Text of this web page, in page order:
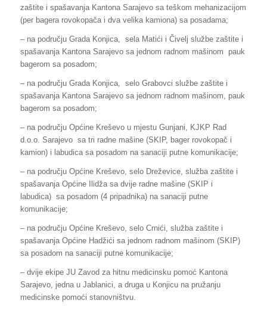
zaštite i spašavanja Kantona Sarajevo sa teškom mehanizacijom
(per bagera rovokopača i dva velika kamiona) sa posadama;
– na području Grada Konjica, sela Matići i Čivelj službe zaštite i
spašavanja Kantona Sarajevo sa jednom radnom mašinom pauk
bagerom sa posadom;
– na području Grada Konjica, selo Grabovci službe zaštite i
spašavanja Kantona Sarajevo sa jednom radnom mašinom, pauk
bagerom sa posadom;
– na području Općine Kreševo u mjestu Gunjani, KJKP Rad
d.o.o. Sarajevo sa tri radne mašine (SKIP, bager rovokopač i
kamion) i labudica sa posadom na sanaciji putne komunikacije;
– na području Općine Kreševo, selo Dreževice, služba zaštite i
spašavanja Općine Ilidža sa dvije radne mašine (SKIP i
labudica) sa posadom (4 pripadnika) na sanaciji putne
komunikacije;
– na području Općine Kreševo, selo Crnići, služba zaštite i
spašavanja Općine Hadžići sa jednom radnom mašinom (SKIP)
sa posadom na sanaciji putne komunikacije;
– dvije ekipe JU Zavod za hitnu medicinsku pomoć Kantona
Sarajevo, jedna u Jablanici, a druga u Konjicu na pružanju
medicinske pomoći stanovništvu.